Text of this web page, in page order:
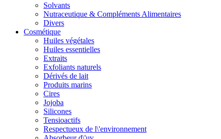
Solvants
Nutraceutique & Compléments Alimentaires
Divers
Cosmétique
Huiles végétales
Huiles essentielles
Extraits
Exfoliants naturels
Dérivés de lait
Produits marins
Cires
Jojoba
Silicones
Tensioactifs
Respectueux de l\'environnement